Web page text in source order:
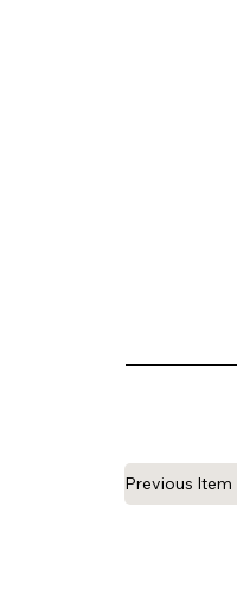
Previous Item